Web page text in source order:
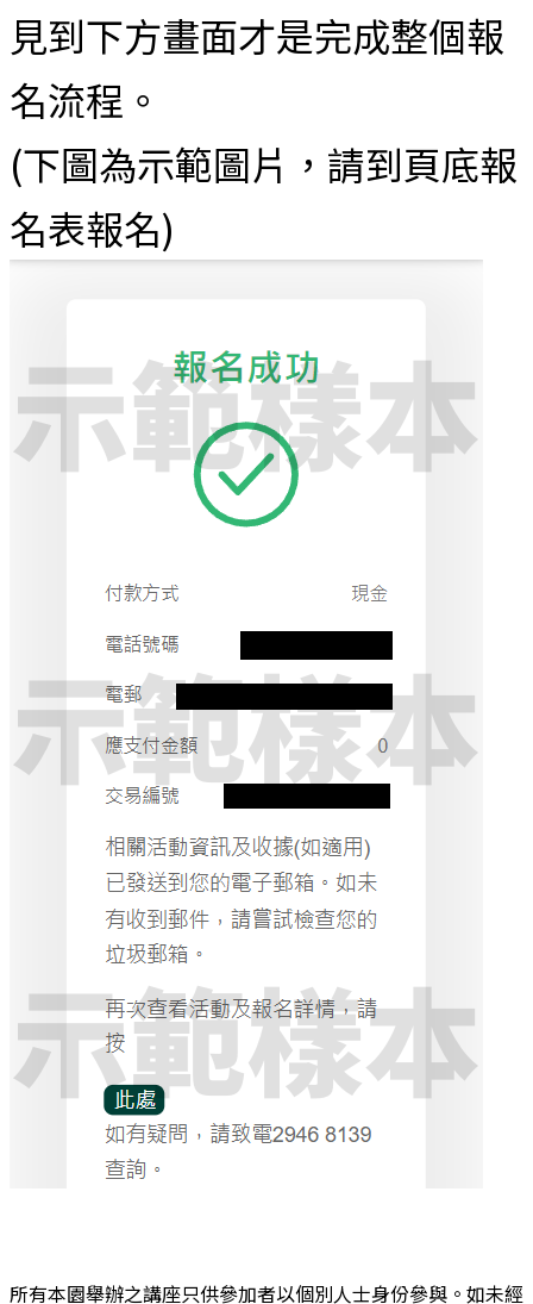
見到下方畫面才是完成整個報
名流程。
(下圖為示範圖片，請到頁底報
名表報名)
所有本園舉辦之講座只供參加者以個別人士身份參與。如未經